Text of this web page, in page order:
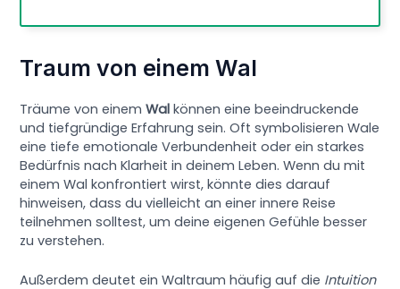
Traum von einem Wal
Träume von einemWal können eine beeindruckende
und tiefgründige Erfahrung sein. Oft symbolisieren Wale
eine tiefe emotionale Verbundenheit oder ein starkes
Bedürfnis nach Klarheit in deinem Leben. Wenn du mit
einem Wal konfrontiert wirst, könnte dies darauf
hinweisen, dass du vielleicht an einer innere Reise
teilnehmen solltest, um deine eigenen Gefühle besser
zu verstehen.
Außerdem deutet ein Waltraum häufig auf die Intuition